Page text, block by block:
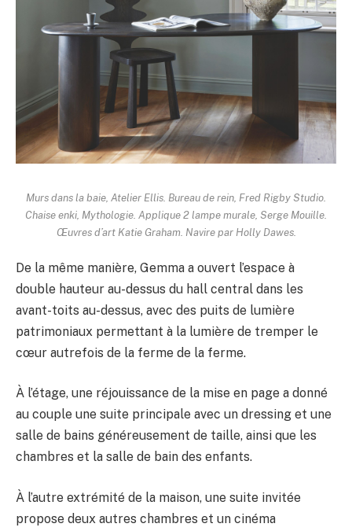
Murs dans la baie, Atelier Ellis. Bureau de rein, Fred Rigby Studio.
Chaise enki, Mythologie. Applique 2 lampe murale, Serge Mouille.
Œuvres d’art Katie Graham. Navire par Holly Dawes.
De la même manière, Gemma a ouvert l’espace à
double hauteur au-dessus du hall central dans les
avant-toits au-dessus, avec des puits de lumière
patrimoniaux permettant à la lumière de tremper le
cœur autrefois de la ferme de la ferme.
À l’étage, une réjouissance de la mise en page a donné
au couple une suite principale avec un dressing et une
salle de bains généreusement de taille, ainsi que les
chambres et la salle de bain des enfants.
À l’autre extrémité de la maison, une suite invitée
propose deux autres chambres et un cinéma